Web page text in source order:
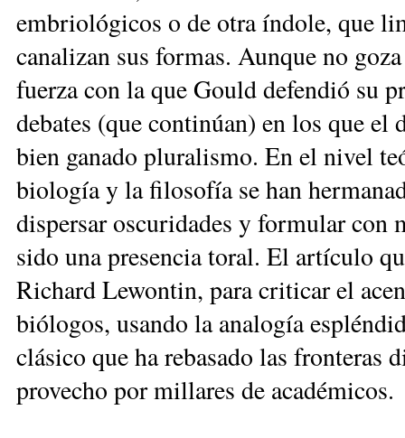
embriológicos o de otra índole, que
canalizan sus formas. Aunque no
fuerza con la que Gould defendió su
debates (que continúan) en los que
bien ganado pluralismo. En el nivel
biología y la filosofía se han
dispersar oscuridades y formular con
sido una presencia toral. El artículo
Richard Lewontin, para criticar el
biólogos, usando la analogía
clásico que ha rebasado las
provecho por millares de académicos.